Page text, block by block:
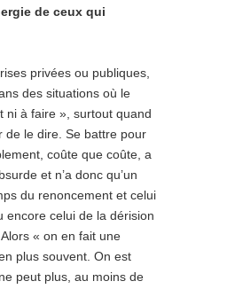
de ceux qui
privées ou publiques,
des situations où le
ni à faire », surtout quand
de le dire. Se battre pour
coûte que coûte, a
et n’a donc qu’un
du renoncement et celui
encore celui de la dérision
« on en fait une
plus souvent. On est
peut plus, au moins de